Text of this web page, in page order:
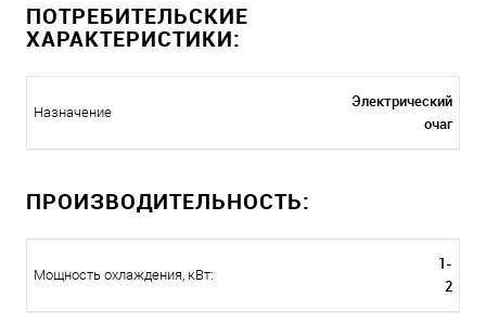
ПОТРЕБИТЕЛЬСКИЕ
ХАРАКТЕРИСТИКИ:
Назначение
Электрический
очаг
ПРОИЗВОДИТЕЛЬНОСТЬ:
Мощность охлаждения, кВт:
1-
2